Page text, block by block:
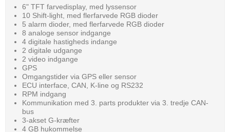
6" TFT farvedisplay, med lyssensor
10 Shift-light, med flerfarvede RGB dioder
5 alarm dioder, med flerfarvede RGB dioder
8 analoge sensor indgange
4 digitale hastigheds indange
2 digitale udgange
2 video indgange
GPS
Omgangstider via GPS eller sensor
ECU interface, CAN, K-line og RS232
RPM indgang
Kommunikation med 3. parts produkter via 3. tredje CAN-
bus
3-akset G-kræfter
4 GB hukommelse